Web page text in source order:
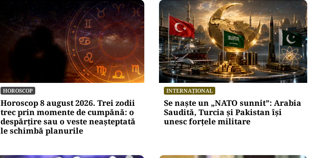
HOROSCOP
Horoscop 8 august 2026. Trei zodii
trec prin momente de cumpănă: o
despărțire sau o veste neașteptată
le schimbă planurile
INTERNAȚIONAL
Se naște un „NATO sunnit”: Arabia
Saudită, Turcia și Pakistan își
unesc forțele militare